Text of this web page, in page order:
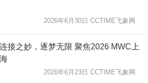
2026年6月30日 CCTIME飞象网
连接之妙，逐梦无限 聚焦2026 MWC上
海
2026年6月23日 CCTIME飞象网